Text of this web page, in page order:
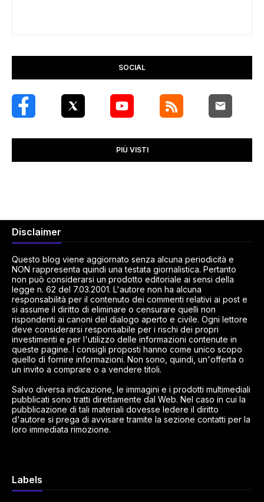
SOCIAL
PIÙ VISTI
Disclaimer
Questo blog viene aggiornato senza alcuna periodicità e
NON rappresenta quindi una testata giornalistica. Pertanto
non può considerarsi un prodotto editoriale ai sensi della
legge n. 62 del 7.03.2001. L'autore non ha alcuna
responsabilità per il contenuto dei commenti relativi ai post e
si assume il diritto di eliminare o censurare quelli non
rispondenti ai canoni del dialogo aperto e civile. Ogni lettore
deve considerarsi responsabile per i rischi dei propri
investimenti e per l'utilizzo delle informazioni contenute in
queste pagine. I consigli proposti hanno come unico scopo
quello di fornire informazioni. Non sono, quindi, un'offerta o
un invito a comprare o a vendere titoli.
Salvo diversa indicazione, le immagini e i prodotti multimediali
pubblicati sono tratti direttamente dal Web. Nel caso in cui la
pubblicazione di tali materiali dovesse ledere il diritto
d'autore si prega di avvisare tramite la sezione contatti per la
loro immediata rimozione.
Labels